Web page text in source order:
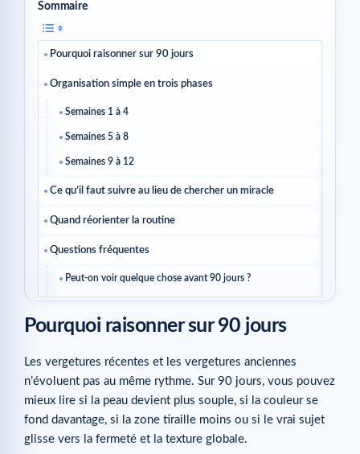
Sommaire
Pourquoi raisonner sur 90 jours
Organisation simple en trois phases
Semaines 1 à 4
Semaines 5 à 8
Semaines 9 à 12
Ce qu’il faut suivre au lieu de chercher un miracle
Quand réorienter la routine
Questions fréquentes
Peut-on voir quelque chose avant 90 jours ?
semaines ?
Guides à lire ensuite
Pourquoi raisonner sur 90 jours
Les vergetures récentes et les vergetures anciennes
n’évoluent pas au même rythme. Sur 90 jours, vous pouvez
mieux lire si la peau devient plus souple, si la couleur se
fond davantage, si la zone tiraille moins ou si le vrai sujet
glisse vers la fermeté et la texture globale.